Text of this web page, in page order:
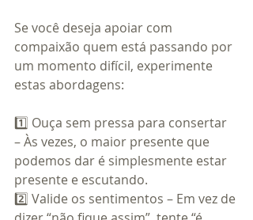
Se você deseja apoiar com
compaixão quem está passando por
um momento difícil, experimente
estas abordagens:
1️⃣ Ouça sem pressa para consertar
– Às vezes, o maior presente que
podemos dar é simplesmente estar
presente e escutando.
2️⃣ Valide os sentimentos – Em vez de